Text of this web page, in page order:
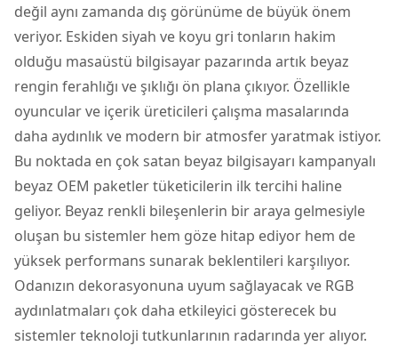
değil aynı zamanda dış görünüme de büyük önem
veriyor. Eskiden siyah ve koyu gri tonların hakim
olduğu masaüstü bilgisayar pazarında artık beyaz
rengin ferahlığı ve şıklığı ön plana çıkıyor. Özellikle
oyuncular ve içerik üreticileri çalışma masalarında
daha aydınlık ve modern bir atmosfer yaratmak istiyor.
Bu noktada en çok satan beyaz bilgisayarı kampanyalı
beyaz OEM paketler tüketicilerin ilk tercihi haline
geliyor. Beyaz renkli bileşenlerin bir araya gelmesiyle
oluşan bu sistemler hem göze hitap ediyor hem de
yüksek performans sunarak beklentileri karşılıyor.
Odanızın dekorasyonuna uyum sağlayacak ve RGB
aydınlatmaları çok daha etkileyici gösterecek bu
sistemler teknoloji tutkunlarının radarında yer alıyor.